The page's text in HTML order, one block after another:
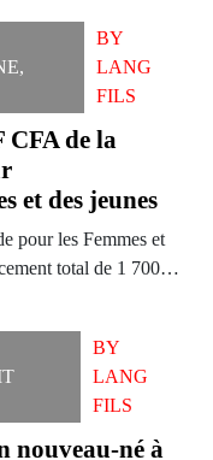
,
BY
LANG
FILS
CFA de la
et des jeunes
pour les Femmes et
total de 1 700…
BY
LANG
FILS
nouveau-né à